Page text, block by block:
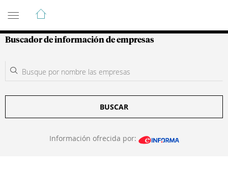
Guía de Empresas Colombianas
Buscador de información de empresas
BUSCAR
Información ofrecida por: